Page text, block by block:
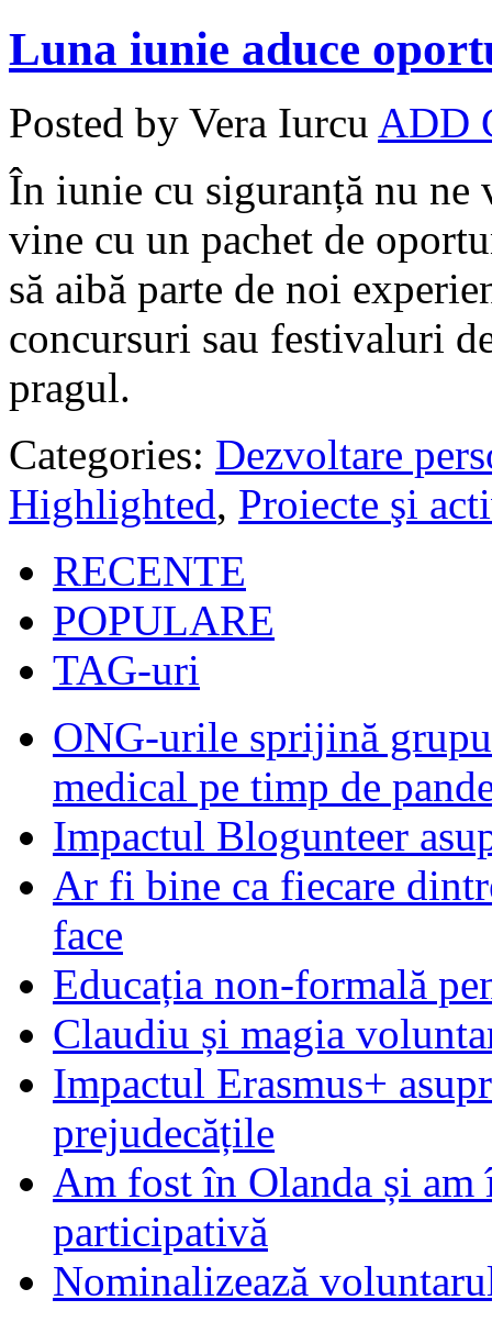
Luna iunie aduce
Posted by Vera Iurcu ADD
În iunie cu siguranță nu
vine cu un pachet de
să aibă parte de noi
concursuri sau festivaluri
pragul.
Categories: Dezvoltare
Highlighted, Proiecte şi
RECENTE
POPULARE
TAG-uri
ONG-urile sprijină
medical pe timp de
Impactul Blogunteer
Ar fi bine ca fiecare
face
Educația non-formală
Claudiu și magia
Impactul Erasmus+
prejudecățile
Am fost în Olanda și am
participativă
Nominalizează